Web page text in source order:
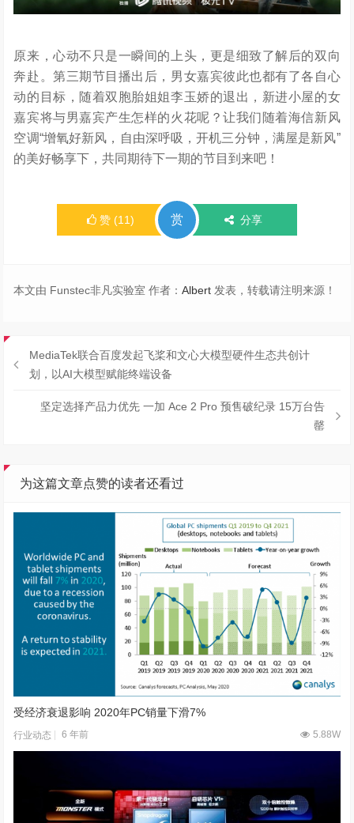
原来，心动不只是一瞬间的上头，更是细致了解后的双向
奔赴。第三期节目播出后，男女嘉宾彼此也都有了各自心
动的目标，随着双胞胎姐姐李玉娇的退出，新进小屋的女
嘉宾将与男嘉宾产生怎样的火花呢？让我们随着海信新风
空调“增氧好新风，自由深呼吸，开机三分钟，满屋是新风”
的美好畅享下，共同期待下一期的节目到来吧！
赞 (11) 赏 分享
本文由 Funstec非凡实验室 作者：Albert 发表，转载请注明来源！
MediaTek联合百度发起飞桨和文心大模型硬件生态共创计
划，以AI大模型赋能终端设备
坚定选择产品力优先 一加 Ace 2 Pro 预售破纪录 15万台告
罄
为这篇文章点赞的读者还看过
受经济衰退影响 2020年PC销量下滑7%
行业动态 6 年前 5.88W